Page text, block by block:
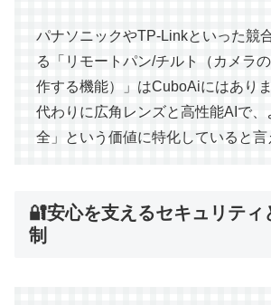
パナソニックやTP-Linkといった競
る「リモートパン/チルト（カメラ
作する機能）」はCuboAiにはあり
代わりに広角レンズと高性能AIで
全」という価値に特化していると言
🔐安心を支えるセキュリティ
制